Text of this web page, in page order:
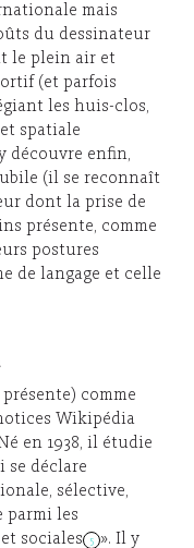
mais
du dessinateur
le plein air et
(et parfois
les huis-clos,
spatiale
découvre enfin,
(il se reconnaît
dont la prise de
présente, comme
postures
de langage et celle
comme
Wikipédia
en 1938, il étudie
se déclare
sélective,
parmi les
sociales
5
». Il y